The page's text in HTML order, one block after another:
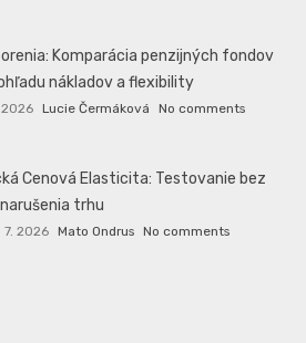
Komparácia penzijných fondov
nákladov a flexibility
2026 Lucie Čermáková No comments
Cenová Elasticita: Testovanie bez
trhu
7. 2026 Mato Ondrus No comments